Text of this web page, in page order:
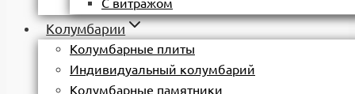
С витражом
Колумбарии
Колумбарные плиты
Индивидуальный колумбарий
Колумбарные памятники